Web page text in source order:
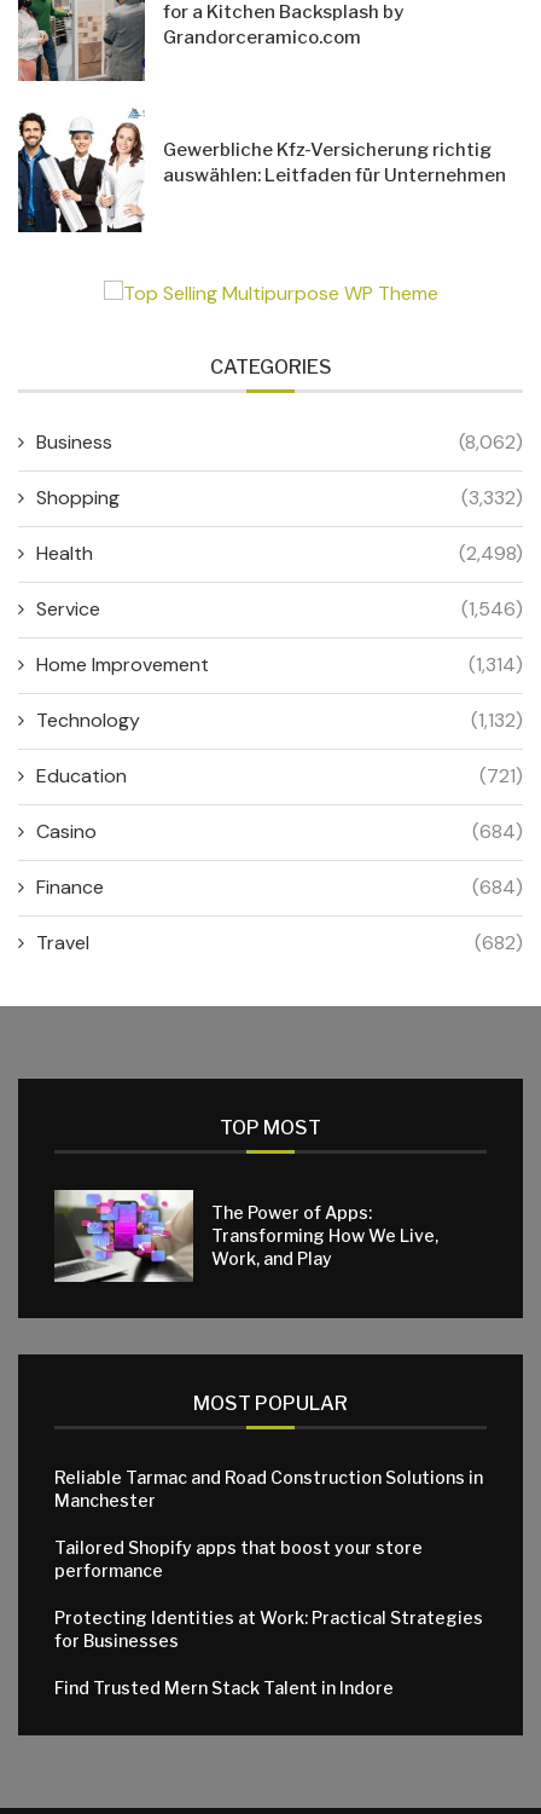
for a Kitchen Backsplash by
Grandorceramico.com
Gewerbliche Kfz-Versicherung richtig
auswählen: Leitfaden für Unternehmen
CATEGORIES
Business (8,062)
Shopping (3,332)
Health (2,498)
Service (1,546)
Home Improvement (1,314)
Technology (1,132)
Education (721)
Casino (684)
Finance (684)
Travel (682)
TOP MOST
The Power of Apps:
Transforming How We Live,
Work, and Play
MOST POPULAR
Reliable Tarmac and Road Construction Solutions in
Manchester
Tailored Shopify apps that boost your store
performance
Protecting Identities at Work: Practical Strategies
for Businesses
Find Trusted Mern Stack Talent in Indore